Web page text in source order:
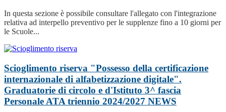
In questa sezione è possibile consultare l'allegato con l'integrazione
relativa ad interpello preventivo per le supplenze fino a 10 giorni per
le Scuole...
Scioglimento riserva "Possesso della certificazione
internazionale di alfabetizzazione digitale".
Graduatorie di circolo e d'Istituto 3^ fascia
Personale ATA triennio 2024/2027 NEWS